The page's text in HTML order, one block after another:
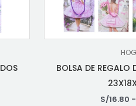
BOLSA DE REGALO
S/16.80 -